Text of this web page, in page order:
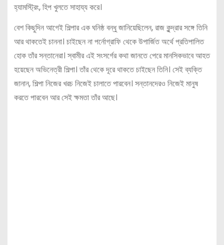
হ্যামস্ট্রিং, হিপ খুলতে সাহায্য করে।
বেশ কিছুদিন আগেই শিল্পার এক ঘনিষ্ঠ বন্ধু জানিয়েছিলেন, রাজ কুন্দ্রার সঙ্গে তিনি
আর থাকতেই চাননা। চাইছেন না পর্নোগ্রাফি থেকে উপার্জিত অর্থে প্রতিপালিত
হোক তাঁর সন্তানেরা। স্বামীর এই সংসর্গের কথা জানতে পেরে মানসিকভাবে আহত
হয়েছেন অভিনেত্রী শিল্পা। তাঁর থেকে দূরে থাকতে চাইছেন তিনি। সেই ব্যক্তি
জানান, শিল্পা নিজের খরচ নিজেই চালাতে পারবেন। সন্তানদেরও নিজেই মানুষ
করতে পারবেন আর সেই ক্ষমতা তাঁর আছে।